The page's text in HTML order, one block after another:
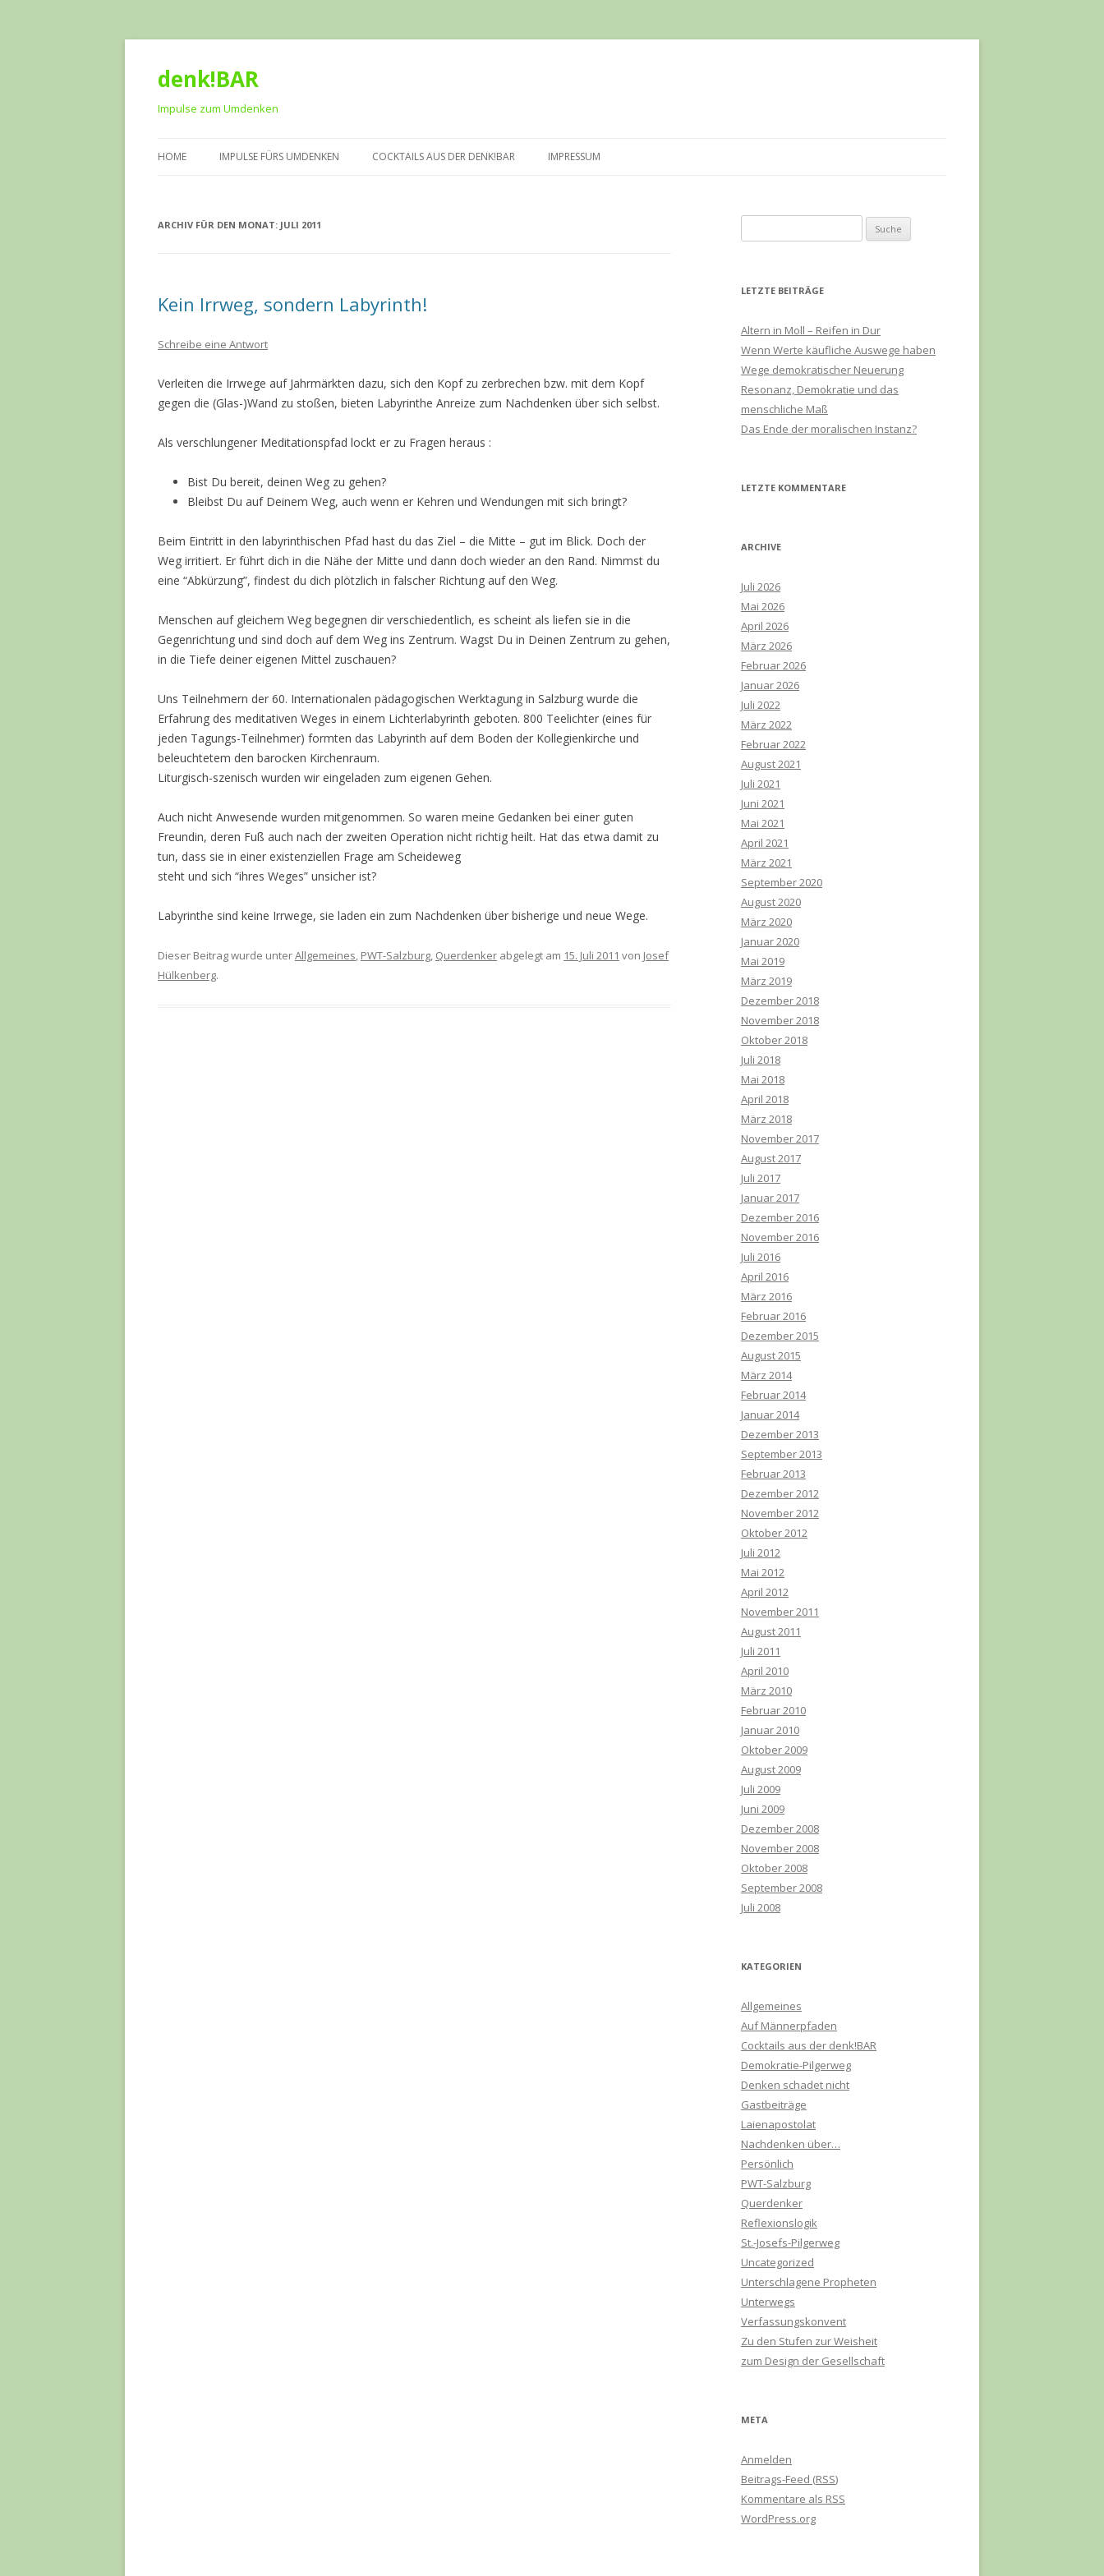
denk!BAR
Impulse zum Umdenken
zum
HOME IMPULSE FÜRS UMDENKEN COCKTAILS AUS DER DENK!BAR IMPRESSUM
ARCHIV FÜR DEN MONAT: JULI 2011
Kein Irrweg, sondern Labyrinth!
Schreibe eine Antwort
Verleiten die Irrwege auf Jahrmärkten dazu, sich den Kopf zu zerbrechen bzw. mit dem Kopf
gegen die (Glas-)Wand zu stoßen, bieten Labyrinthe Anreize zum Nachdenken über sich selbst.
Als verschlungener Meditationspfad lockt er zu Fragen heraus :
Bist Du bereit, deinen Weg zu gehen?
Bleibst Du auf Deinem Weg, auch wenn er Kehren und Wendungen mit sich bringt?
Beim Eintritt in den labyrinthischen Pfad hast du das Ziel – die Mitte – gut im Blick. Doch der
Weg irritiert. Er führt dich in die Nähe der Mitte und dann doch wieder an den Rand. Nimmst du
eine “Abkürzung”, findest du dich plötzlich in falscher Richtung auf den Weg.
Menschen auf gleichem Weg begegnen dir verschiedentlich, es scheint als liefen sie in die
Gegenrichtung und sind doch auf dem Weg ins Zentrum. Wagst Du in Deinen Zentrum zu gehen,
in die Tiefe deiner eigenen Mittel zuschauen?
Uns Teilnehmern der 60. Internationalen pädagogischen Werktagung in Salzburg wurde die
Erfahrung des meditativen Weges in einem Lichterlabyrinth geboten. 800 Teelichter (eines für
jeden Tagungs-Teilnehmer) formten das Labyrinth auf dem Boden der Kollegienkirche und
beleuchtetem den barocken Kirchenraum.
Liturgisch-szenisch wurden wir eingeladen zum eigenen Gehen.
Auch nicht Anwesende wurden mitgenommen. So waren meine Gedanken bei einer guten
Freundin, deren Fuß auch nach der zweiten Operation nicht richtig heilt. Hat das etwa damit zu
tun, dass sie in einer existenziellen Frage am Scheideweg
steht und sich “ihres Weges” unsicher ist?
Labyrinthe sind keine Irrwege, sie laden ein zum Nachdenken über bisherige und neue Wege.
Dieser Beitrag wurde unterAllgemeines, PWT-Salzburg, Querdenker abgelegt am 15. Juli 2011 von Josef
Hülkenberg.
u
h
n
a
c
h
LETZTE BEITRÄGE
Altern in Moll – Reifen in Dur
Wenn Werte käufliche Auswege haben
Wege demokratischer Neuerung
Resonanz, Demokratie und das
menschliche Maß
Das Ende der moralischen Instanz?
LETZTE KOMMENTARE
ARCHIVE
Juli 2026
Mai 2026
April 2026
März 2026
Februar 2026
Januar 2026
Juli 2022
März 2022
Februar 2022
August 2021
Juli 2021
Juni 2021
Mai 2021
April 2021
März 2021
September 2020
August 2020
März 2020
Januar 2020
Mai 2019
März 2019
Dezember 2018
November 2018
Oktober 2018
Juli 2018
Mai 2018
April 2018
März 2018
November 2017
August 2017
Juli 2017
Januar 2017
Dezember 2016
November 2016
Juli 2016
April 2016
März 2016
Februar 2016
Dezember 2015
August 2015
März 2014
Februar 2014
Januar 2014
Dezember 2013
September 2013
Februar 2013
Dezember 2012
November 2012
Oktober 2012
Juli 2012
Mai 2012
April 2012
November 2011
August 2011
Juli 2011
April 2010
März 2010
Februar 2010
Januar 2010
Oktober 2009
August 2009
Juli 2009
Juni 2009
Dezember 2008
November 2008
Oktober 2008
September 2008
Juli 2008
KATEGORIEN
Allgemeines
Auf Männerpfaden
Cocktails aus der denk!BAR
Demokratie-Pilgerweg
Denken schadet nicht
Gastbeiträge
Laienapostolat
Nachdenken über…
Persönlich
PWT-Salzburg
Querdenker
Reflexionslogik
St.-Josefs-Pilgerweg
Uncategorized
Unterschlagene Propheten
Unterwegs
Verfassungskonvent
Zu den Stufen zur Weisheit
zum Design der Gesellschaft
META
Anmelden
Beitrags-Feed (RSS)
Kommentare als RSS
WordPress.org